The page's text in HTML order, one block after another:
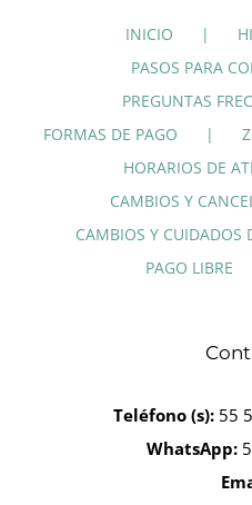
INICIO
PASOS PARA
PREGUNTAS
FORMAS DE PAGO
HORARIOS DE
CAMBIOS Y
CAMBIOS Y CUIDADOS
PAGO LIBRE
Teléfono (s):55
WhatsApp: